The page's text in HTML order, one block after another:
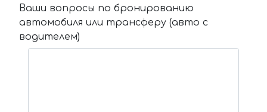
Ваши вопросы по бронированию
автомобиля или трансферу (авто с
водителем)